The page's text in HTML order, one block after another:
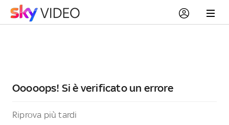
Ooooops! Si è verificato un errore
Riprova più tardi